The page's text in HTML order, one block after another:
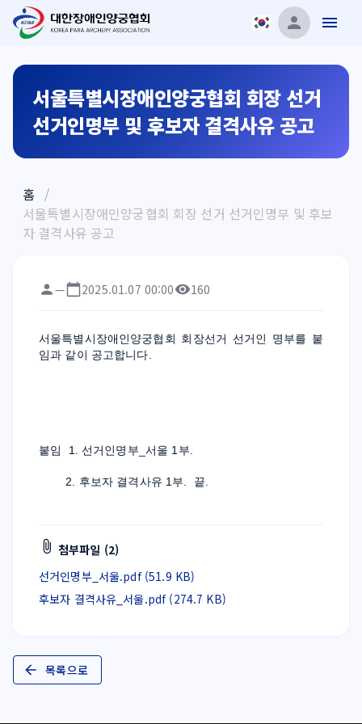
서울특별시장애인양궁협회 회장 선거
선거인명부 및 후보자 결격사유 공고
홈 /
서울특별시장애인양궁협회 회장 선거 선거인명부 및 후보
자 결격사유 공고
— 2025.01.07 00:00 160
서울특별시장애인양궁협회 회장선거 선거인 명부를 붙
임과 같이 공고합니다.
붙임  1. 선거인명부_서울 1부.
2. 후보자 결격사유 1부.  끝.
첨부파일 (2)
선거인명부_서울.pdf (51.9 KB)
후보자 결격사유_서울.pdf (274.7 KB)
목록으로